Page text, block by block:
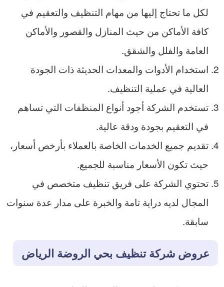
لكل ما تحتاج إليها من مهام التنظيف والتعقيم في
كافة الأماكن من حيث المنازل والقصور والأماكن
العامة والفلل والشقق.
استخدام الأدوات والمعدات الحديثة ذات الجودة
العالية في عملية التنظيف.
تستخدم الشركة أجود أنواع المنظفات التي تساهم
في التعقيم بجودة ودقة عالية.
تقديم جميع الخدمات الخاصة بالعملاء بأرخص أسعار،
حيث تكون الأسعار مناسبة للجميع.
تحتوي الشركة على فريق تنظيف متخصص في
المجال لديه دراية تامة والخبرة على مدار عدة سنوات
سابقة.
عروض شركة تنظيف بحي الروضة الرياض